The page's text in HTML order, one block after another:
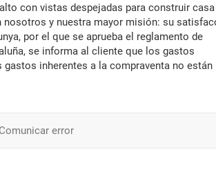
con vistas despejadas para construir casa
y nuestra mayor misión: su
por el que se aprueba el reglamento de
se informa al cliente que los gastos
inherentes a la compraventa no están
Comunicar error